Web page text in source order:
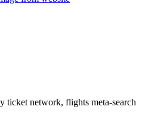
ticket network, flights meta-search